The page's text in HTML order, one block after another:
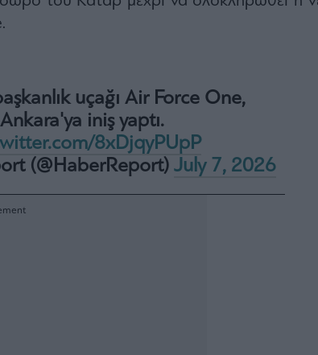
uçağı Air Force One,
Ankara'ya iniş yaptı.
8xDjqyPUpP
(@HaberReport)July 7, 2026